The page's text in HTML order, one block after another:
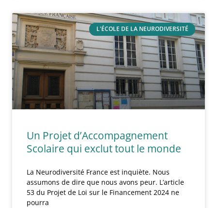
L'ÉCOLE DE LA NEURODIVERSITÉ
Un Projet d’Accompagnement
Scolaire qui exclut tout le monde
La Neurodiversité France est inquiète. Nous
assumons de dire que nous avons peur. L’article
53 du Projet de Loi sur le Financement 2024 ne
pourra